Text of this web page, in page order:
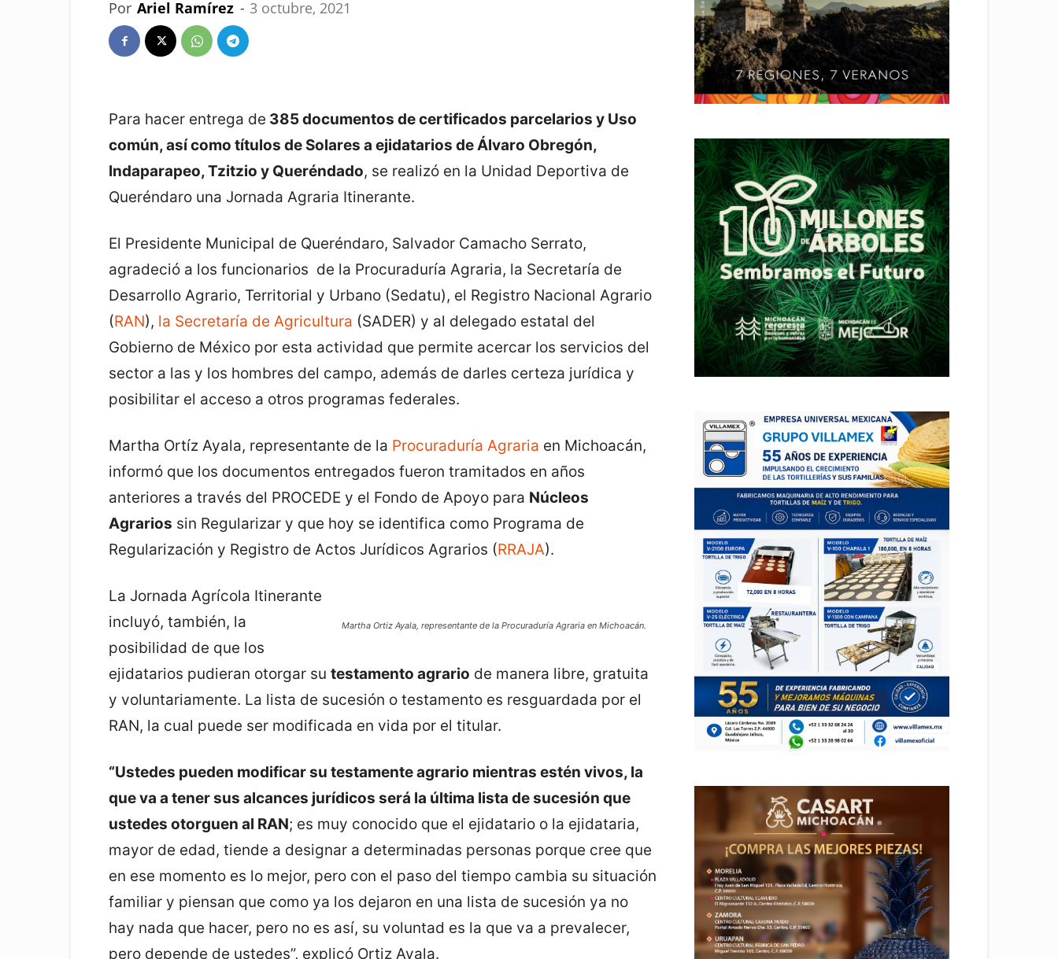
Por Ariel Ramírez - 3 octubre, 2021
Para hacer entrega de 385 documentos de certificados parcelarios y Uso
común, así como títulos de Solares a ejidatarios de Álvaro Obregón,
Indaparapeo, Tzitzio y Queréndado, se realizó en la Unidad Deportiva de
Queréndaro una Jornada Agraria Itinerante.
El Presidente Municipal de Queréndaro, Salvador Camacho Serrato,
agradeció a los funcionarios de la Procuraduría Agraria, la Secretaría de
Desarrollo Agrario, Territorial y Urbano (Sedatu), el Registro Nacional Agrario
(RAN), la Secretaría de Agricultura (SADER) y al delegado estatal del
Gobierno de México por esta actividad que permite acercar los servicios del
sector a las y los hombres del campo, además de darles certeza jurídica y
posibilitar el acceso a otros programas federales.
Martha Ortíz Ayala, representante de la Procuraduría Agraria en Michoacán,
informó que los documentos entregados fueron tramitados en años
anteriores a través del PROCEDE y el Fondo de Apoyo para Núcleos
Agrarios sin Regularizar y que hoy se identifica como Programa de
Regularización y Registro de Actos Jurídicos Agrarios (RRAJA).
Martha Ortiz Ayala, representante de la Procuraduría Agraria en Michoacán.
La Jornada Agrícola Itinerante
incluyó, también, la
posibilidad de que los
ejidatarios pudieran otorgar su testamento agrario de manera libre, gratuita
y voluntariamente. La lista de sucesión o testamento es resguardada por el
RAN, la cual puede ser modificada en vida por el titular.
“Ustedes pueden modificar su testamente agrario mientras estén vivos, la
que va a tener sus alcances jurídicos será la última lista de sucesión que
ustedes otorguen al RAN; es muy conocido que el ejidatario o la ejidataria,
mayor de edad, tiende a designar a determinadas personas porque cree que
en ese momento es lo mejor, pero con el paso del tiempo cambia su situación
familiar y piensan que como ya los dejaron en una lista de sucesión ya no
hay nada que hacer, pero no es así, su voluntad es la que va a prevalecer,
pero depende de ustedes”, explicó Ortiz Ayala.